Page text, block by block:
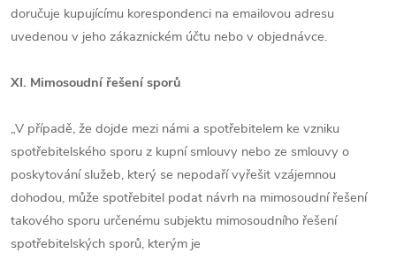
doručuje kupujícímu korespondenci na emailovou adresu
uvedenou v jeho zákaznickém účtu nebo v objednávce.
XI. Mimosoudní řešení sporů
„V případě, že dojde mezi námi a spotřebitelem ke vzniku
spotřebitelského sporu z kupní smlouvy nebo ze smlouvy o
poskytování služeb, který se nepodaří vyřešit vzájemnou
dohodou, může spotřebitel podat návrh na mimosoudní řešení
takového sporu určenému subjektu mimosoudního řešení
spotřebitelských sporů, kterým je